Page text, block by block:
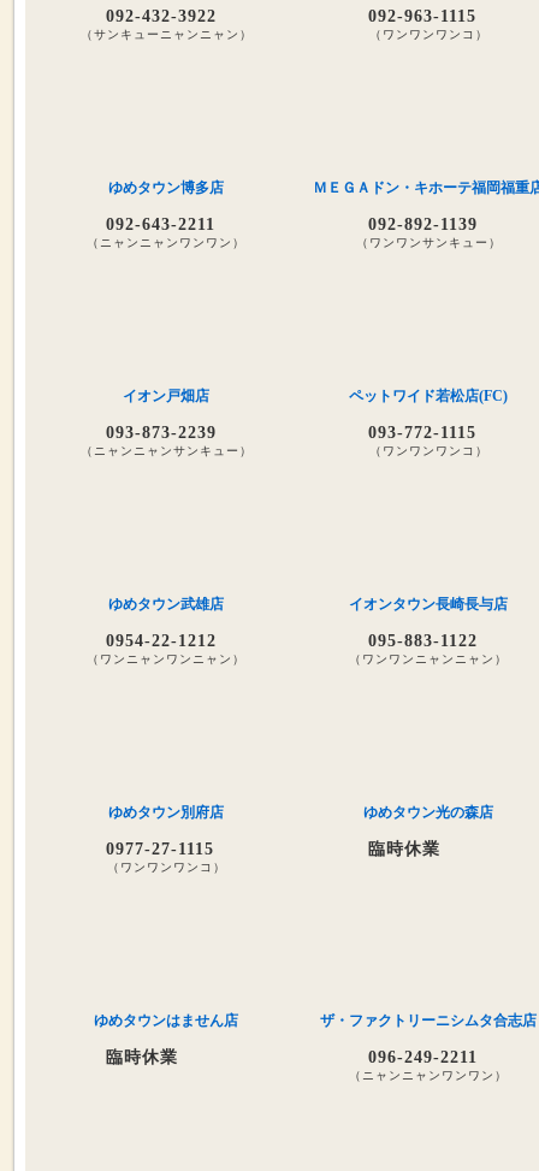
092-432-3922
（サンキューニャンニャン）
092-963-1115
（ワンワンワンコ）
ゆめタウン博多店
092-643-2211
（ニャンニャンワンワン）
ＭＥＧＡドン・キホーテ福岡福重
092-892-1139
（ワンワンサンキュー）
イオン戸畑店
093-873-2239
（ニャンニャンサンキュー）
ペットワイド若松店(FC)
093-772-1115
（ワンワンワンコ）
ゆめタウン武雄店
0954-22-1212
（ワンニャンワンニャン）
イオンタウン長崎長与店
095-883-1122
（ワンワンニャンニャン）
ゆめタウン別府店
0977-27-1115
（ワンワンワンコ）
ゆめタウン光の森店
臨時休業
ゆめタウンはません店
臨時休業
ザ・ファクトリーニシムタ合志店
096-249-2211
（ニャンニャンワンワン）